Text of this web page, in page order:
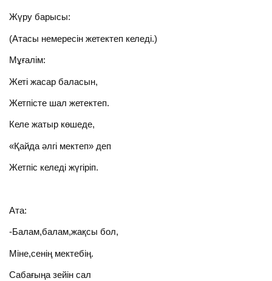
Жүру барысы:
(Атасы немересін жетектеп келеді.)
Мұғалім:
Жеті жасар баласын,
Жетпісте шал жетектеп.
Келе жатыр көшеде,
«Қайда әлгі мектеп» деп
Жетпіс келеді жүгіріп.
Ата:
-Балам,балам,жақсы бол,
Міне,сенің мектебің.
Сабағыңа зейін сал